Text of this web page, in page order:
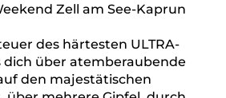
Zell am See-Kaprun
des härtesten ULTRA-
dich über atemberaubende
den majestätischen